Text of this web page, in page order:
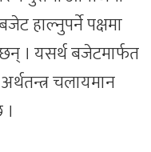
हाल्नुपर्ने पक्षमा
छन् । यसर्थ बजेटमार्फत
चलायमान